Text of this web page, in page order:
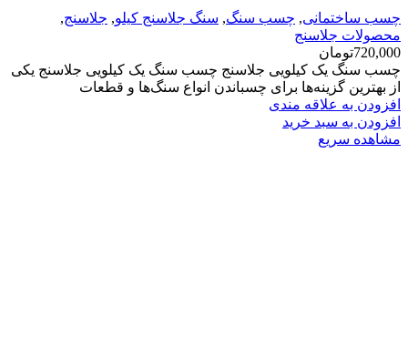
چسب ساختمانی, چسب سنگ, سنگ جلاسنج کیلو, جلاسنج,
محصولات جلاسنج
720,000تومان
چسب سنگ یک کیلویی جلاسنج چسب سنگ یک کیلویی جلاسنج یکی
از بهترین گزینه‌ها برای چسباندن انواع سنگ‌ها و قطعات
افزودن به علاقه مندی
افزودن به سبد خرید
مشاهده سریع